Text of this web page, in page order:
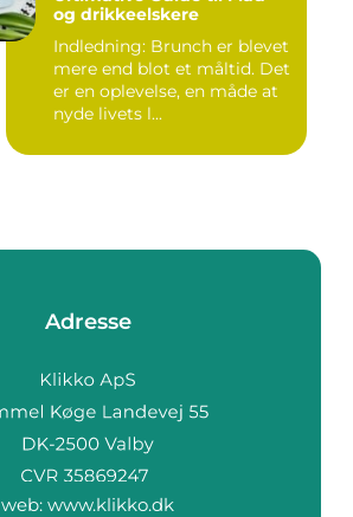
og drikkeelskere
Indledning: Brunch er blevet
mere end blot et måltid. Det
er en oplevelse, en måde at
nyde livets l...
Adresse
web: www.klikko.dk